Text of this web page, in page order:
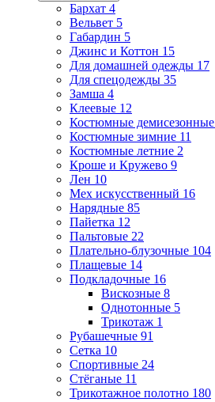
Бархат 4
Вельвет 5
Габардин 5
Джинс и Коттон 15
Для домашней одежды 17
Для спецодежды 35
Замша 4
Клеевые 12
Костюмные демисезонные
Костюмные зимние 11
Костюмные летние 2
Кроше и Кружево 9
Лен 10
Мех искусственный 16
Нарядные 85
Пайетка 12
Пальтовые 22
Плательно-блузочные 104
Плащевые 14
Подкладочные 16
Вискозные 8
Однотонные 5
Трикотаж 1
Рубашечные 91
Сетка 10
Спортивные 24
Стёганые 11
Трикотажное полотно 180